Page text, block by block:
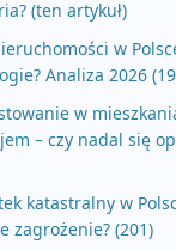
(ten artykuł)
w
Analiza 2026
w
– czy nadal się
katastralny w
zagrożenie? (201)